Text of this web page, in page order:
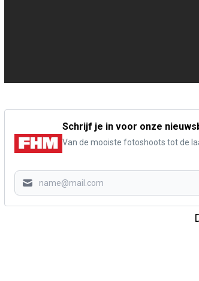
Schrijf je in voor onze
Van de mooiste fotoshoots tot de